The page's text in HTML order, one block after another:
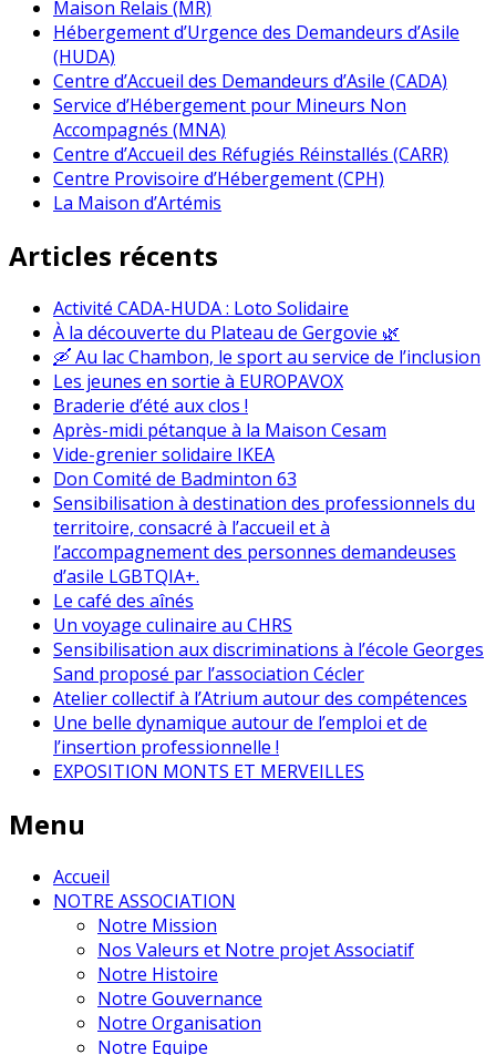
Maison Relais (MR)
Hébergement d’Urgence des Demandeurs d’Asile
(HUDA)
Centre d’Accueil des Demandeurs d’Asile (CADA)
Service d’Hébergement pour Mineurs Non
Accompagnés (MNA)
Centre d’Accueil des Réfugiés Réinstallés (CARR)
Centre Provisoire d’Hébergement (CPH)
La Maison d’Artémis
Articles récents
Activité CADA-HUDA : Loto Solidaire
À la découverte du Plateau de Gergovie 🌿
🛶 Au lac Chambon, le sport au service de l’inclusion
Les jeunes en sortie à EUROPAVOX
Braderie d’été aux clos !
Après-midi pétanque à la Maison Cesam
Vide-grenier solidaire IKEA
Don Comité de Badminton 63
Sensibilisation à destination des professionnels du
territoire, consacré à l’accueil et à
l’accompagnement des personnes demandeuses
d’asile LGBTQIA+.
Le café des aînés
Un voyage culinaire au CHRS
Sensibilisation aux discriminations à l’école Georges
Sand proposé par l’association Cécler
Atelier collectif à l’Atrium autour des compétences
Une belle dynamique autour de l’emploi et de
l’insertion professionnelle !
EXPOSITION MONTS ET MERVEILLES
Menu
Accueil
NOTRE ASSOCIATION
Notre Mission
Nos Valeurs et Notre projet Associatif
Notre Histoire
Notre Gouvernance
Notre Organisation
Notre Equipe